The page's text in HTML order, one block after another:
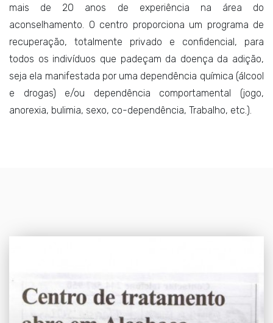
mais de 20 anos de experiência na área do
aconselhamento. O centro proporciona um programa de
recuperação, totalmente privado e confidencial, para
todos os indivíduos que padeçam da doença da adição,
seja ela manifestada por uma dependência química (álcool
e drogas) e/ou dependência comportamental (jogo,
anorexia, bulimia, sexo, co-dependência, Trabalho, etc.).